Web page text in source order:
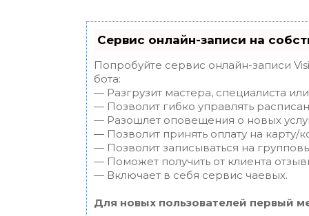
Сервис онлайн-записи на
Попробуйте сервис онлайн-записи
бота:
— Разгрузит мастера, специалиста
— Позволит гибко управлять
— Разошлет оповещения о новых
— Позволит принять оплату на карту/
— Позволит записываться на
— Поможет получить от клиента
— Включает в себя сервис чаевых.
Для новых пользователей первый